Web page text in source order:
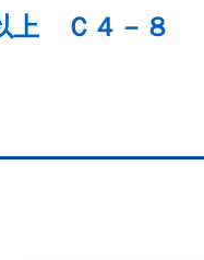
上 Ｃ４－８